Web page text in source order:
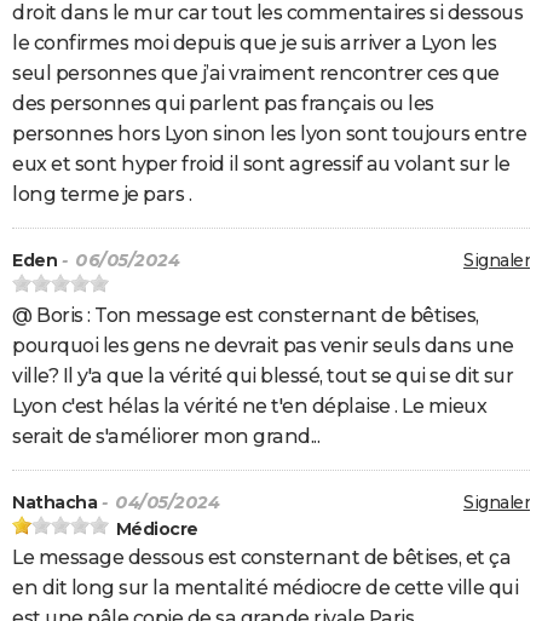
droit dans le mur car tout les commentaires si dessous
le confirmes moi depuis que je suis arriver a Lyon les
seul personnes que j’ai vraiment rencontrer ces que
des personnes qui parlent pas français ou les
personnes hors Lyon sinon les lyon sont toujours entre
eux et sont hyper froid il sont agressif au volant sur le
long terme je pars .
Signaler
Eden - 06/05/2024
@ Boris : Ton message est consternant de bêtises,
pourquoi les gens ne devrait pas venir seuls dans une
ville? Il y'a que la vérité qui blessé, tout se qui se dit sur
Lyon c'est hélas la vérité ne t'en déplaise . Le mieux
serait de s'améliorer mon grand...
Signaler
Nathacha - 04/05/2024
Médiocre
Le message dessous est consternant de bêtises, et ça
en dit long sur la mentalité médiocre de cette ville qui